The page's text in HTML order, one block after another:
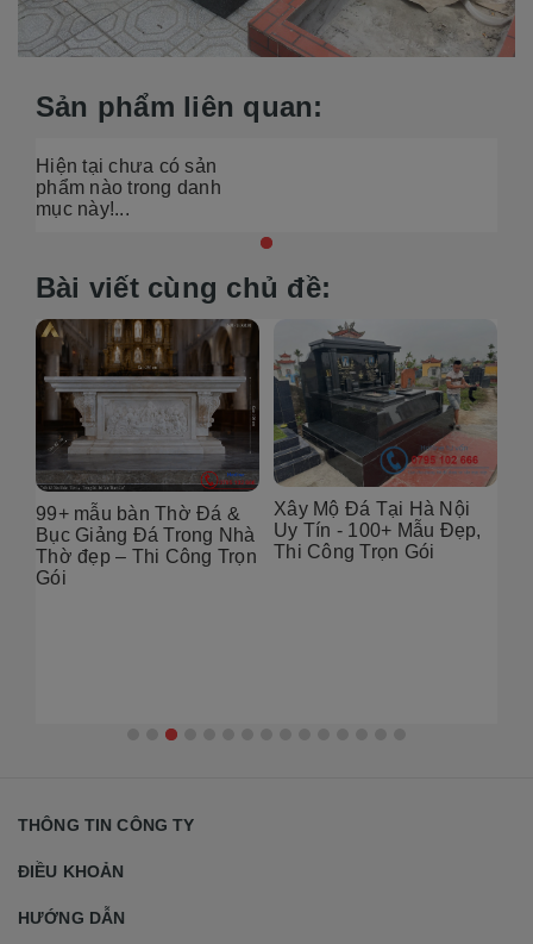
Sản phẩm liên quan:
Hiện tại chưa có sản
phẩm nào trong danh
mục này!...
Bài viết cùng chủ đề:
99+ mẫu bàn Thờ Đá &
Bục Giảng Đá Trong Nhà
Thờ đẹp – Thi Công Trọn
Gói
Xây Mộ Đá Tại Hà Nội
Uy Tín - 100+ Mẫu Đẹp,
Thi Công Trọn Gói
THÔNG TIN CÔNG TY
ĐIỀU KHOẢN
HƯỚNG DẪN